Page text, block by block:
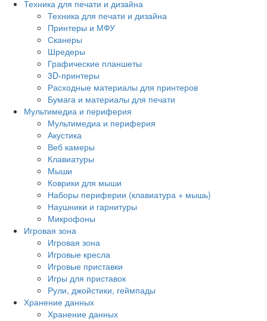
Техника для печати и дизайна
Техника для печати и дизайна
Принтеры и МФУ
Сканеры
Шредеры
Графические планшеты
3D-принтеры
Расходные материалы для принтеров
Бумага и материалы для печати
Мультимедиа и периферия
Мультимедиа и периферия
Акустика
Веб камеры
Клавиатуры
Мыши
Коврики для мыши
Наборы периферии (клавиатура + мышь)
Наушники и гарнитуры
Микрофоны
Игровая зона
Игровая зона
Игровые кресла
Игровые приставки
Игры для приставок
Рули, джойстики, геймпады
Хранение данных
Хранение данных